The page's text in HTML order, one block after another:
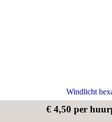
Windlicht
€ 4,50 per